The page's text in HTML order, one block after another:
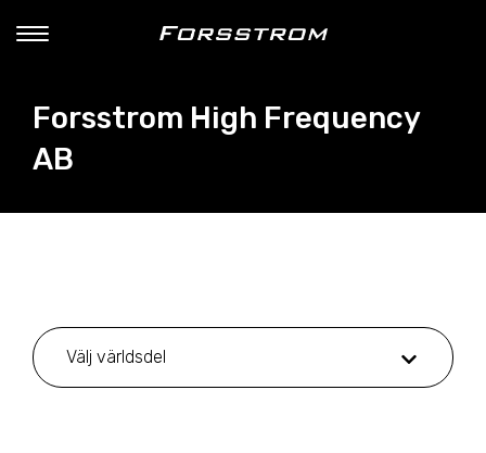
Forsstrom High Frequency
AB
Välj världsdel